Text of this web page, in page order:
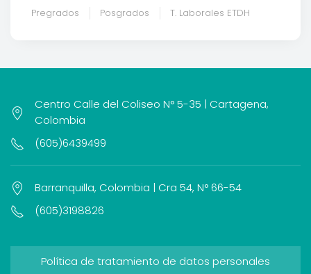
Pregrados Posgrados T. Laborales ETDH
Centro Calle del Coliseo N° 5-35 | Cartagena,
Colombia
(605)6439499
Barranquilla, Colombia | Cra 54, N° 66-54
(605)3198826
Política de tratamiento de datos personales